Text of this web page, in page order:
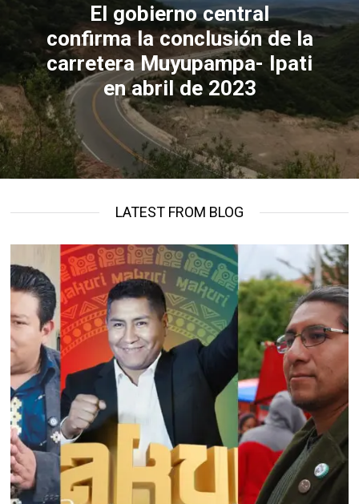
El gobierno central
confirma la conclusión de la
carretera Muyupampa- Ipati
en abril de 2023
LATEST FROM BLOG